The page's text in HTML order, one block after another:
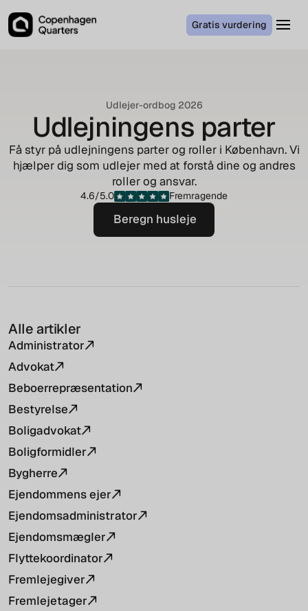
Gratis vurdering
Udlejer-ordbog 2026
Udlejningens parter
Få styr på udlejningens parter og roller i København. Vi
hjælper dig som udlejer med at forstå dine og andres
roller og ansvar.
4.6/5.0 Fremragende
Beregn husleje
Beregn husleje
Alle artikler
Administrator
Advokat
Beboerrepræsentation
Bestyrelse
Boligadvokat
Boligformidler
Bygherre
Ejendommens ejer
Ejendomsadministrator
Ejendomsmægler
Flyttekoordinator
Fremlejegiver
Fremlejetager